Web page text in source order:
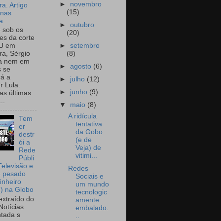
Artigo
sob os
da corte
em
Sérgio
nem em
se
a
Lula.
últimas
Tem
er
destr
ói a
Rede
Públi
e
pesado
na Globo
do
s
► novembro
(15)
►outubro
(20)
►setembro
(8)
►agosto (6)
► julho (12)
► junho (9)
▼ maio (8)
A ridícula
tentativa
da Gobo
(e de
Veja) de
vitimi...
Redes
Sociais e
um mundo
tecnologic
amente
embalado.
..